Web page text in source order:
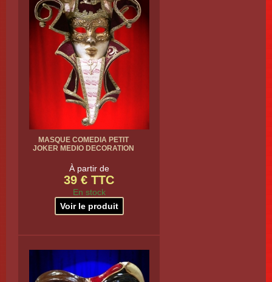
MASQUE COMEDIA PETIT
JOKER MEDIO DECORATION
À partir de
39 € TTC
En stock
Voir le produit